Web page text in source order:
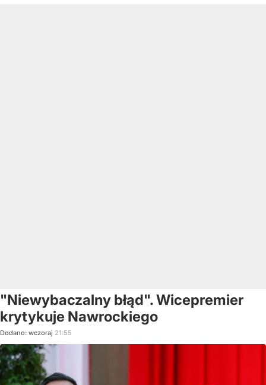
"Niewybaczalny błąd". Wicepremier
krytykuje Nawrockiego
Dodano: wczoraj 21:55